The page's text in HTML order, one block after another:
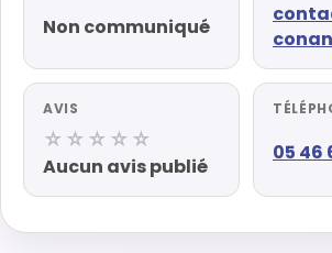
Non communiqué
AVIS
☆☆☆☆☆
Aucun avis publié
05 46